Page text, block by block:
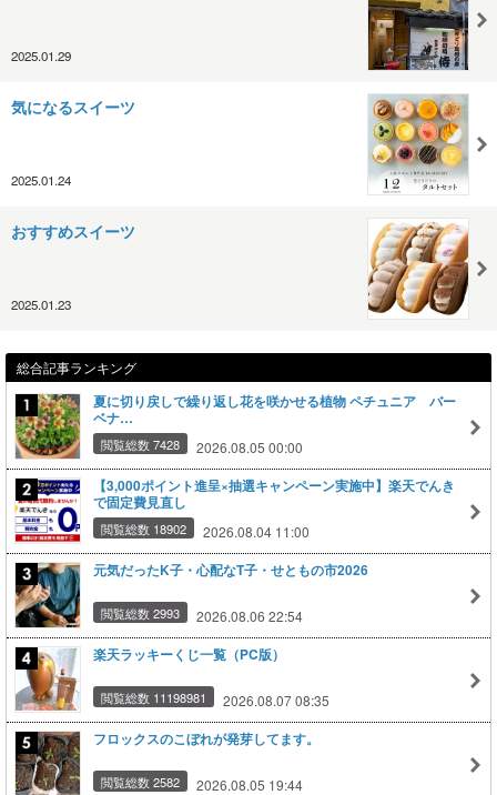
2025.01.29
気になるスイーツ
2025.01.24
おすすめスイーツ
2025.01.23
総合記事ランキング
夏に切り戻しで繰り返し花を咲かせる植物 ペチュニア バー
ベナ…
閲覧総数 7428 2026.08.05 00:00
【3,000ポイント進呈×抽選キャンペーン実施中】楽天でんき
で固定費見直し
閲覧総数 18902 2026.08.04 11:00
元気だったK子・心配なT子・せともの市2026
閲覧総数 2993 2026.08.06 22:54
楽天ラッキーくじ一覧（PC版）
閲覧総数 11198981 2026.08.07 08:35
フロックスのこぼれが発芽してます。
閲覧総数 2582 2026.08.05 19:44